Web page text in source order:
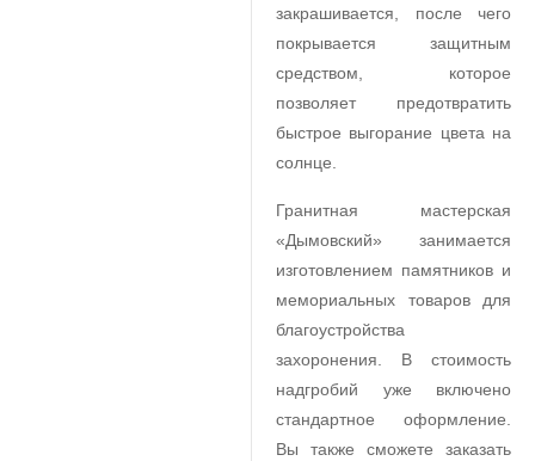
закрашивается, после чего
покрывается защитным
средством, которое
позволяет предотвратить
быстрое выгорание цвета на
солнце.
Гранитная мастерская
«Дымовский» занимается
изготовлением памятников и
мемориальных товаров для
благоустройства
захоронения. В стоимость
надгробий уже включено
стандартное оформление.
Вы также сможете заказать